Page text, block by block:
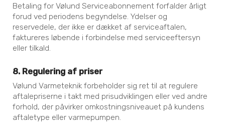
Betaling for Vølund Serviceabonnement forfalder årligt
forud ved periodens begyndelse. Ydelser og
reservedele, der ikke er dækket af serviceaftalen,
faktureres løbende i forbindelse med serviceeftersyn
eller tilkald.
8. Regulering af priser
Vølund Varmeteknik forbeholder sig ret til at regulere
aftalepriserne i takt med prisudviklingen eller ved andre
forhold, der påvirker omkostningsniveauet på kundens
aftaletype eller varmepumpen.